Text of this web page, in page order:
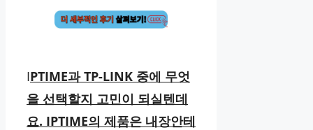
IPTIME과 TP-LINK 중에 무엇
을 선택할지 고민이 되실텐데
요. IPTIME의 제품은 내장안테